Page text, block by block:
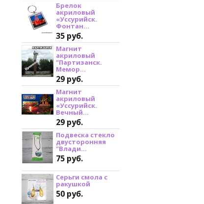
Брелок
акриловый
«Уссурийск.
Фонтан...
35 руб.
Магнит
акриловый
"Партизанск.
Мемор...
29 руб.
Магнит
акриловый
«Уссурийск.
Вечный...
29 руб.
Подвеска стекло
двусторонняя
"Влади...
75 руб.
Серьги смола с
ракушкой
50 руб.